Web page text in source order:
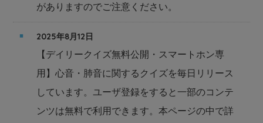
がありますのでご注意ください。
2025年8月12日
【デイリークイズ無料公開・スマートホン専
用】心音・肺音に関するクイズを毎日リリース
しています。ユーザ登録をすると一部のコンテ
ンツは無料で利用できます。本ページの中で詳